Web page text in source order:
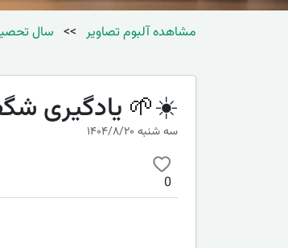
مشاهده آلبوم تصاویر >> سال تحصیلی
☀️🌱 یادگیری
سه شنبه ۱۴۰۴/۸/۲۰
0